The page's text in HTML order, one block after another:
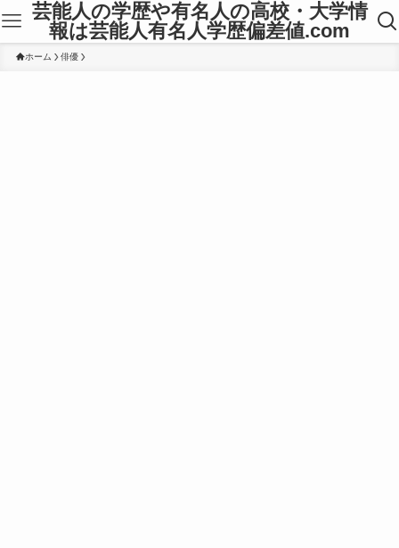
芸能人の学歴や有名人の高校・大学情
報は芸能人有名人学歴偏差値.com
ホーム 俳優